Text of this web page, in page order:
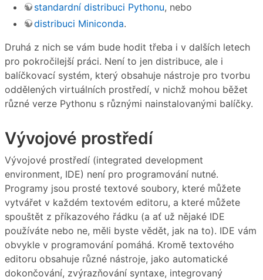
standardní distribuci Pythonu, nebo
distribuci Miniconda.
Druhá z nich se vám bude hodit třeba i v dalších letech
pro pokročilejší práci. Není to jen distribuce, ale i
balíčkovací systém, který obsahuje nástroje pro tvorbu
oddělených virtuálních prostředí, v nichž mohou běžet
různé verze Pythonu s různými nainstalovanými balíčky.
Vývojové prostředí
Vývojové prostředí (integrated development
environment, IDE) není pro programování nutné.
Programy jsou prosté textové soubory, které můžete
vytvářet v každém textovém editoru, a které můžete
spouštět z příkazového řádku (a ať už nějaké IDE
používáte nebo ne, měli byste vědět, jak na to). IDE vám
obvykle v programování pomáhá. Kromě textového
editoru obsahuje různé nástroje, jako automatické
dokončování, zvýrazňování syntaxe, integrovaný